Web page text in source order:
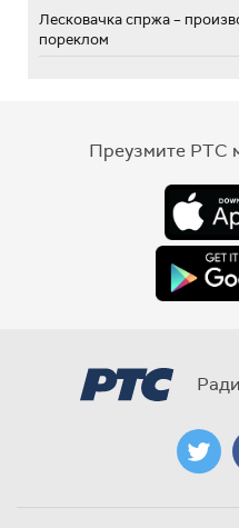
Лесковачка спржа –
пореклом
Преузмите РТС